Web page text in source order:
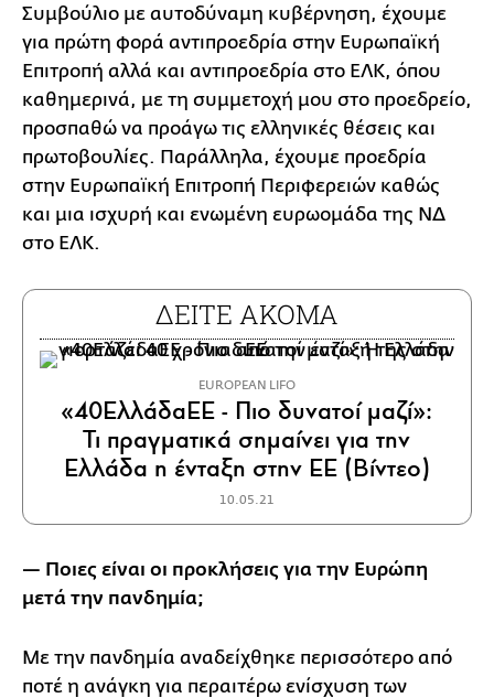
Συμβούλιο με αυτοδύναμη κυβέρνηση, έχουμε
για πρώτη φορά αντιπροεδρία στην Ευρωπαϊκή
Επιτροπή αλλά και αντιπροεδρία στο ΕΛΚ, όπου
καθημερινά, με τη συμμετοχή μου στο προεδρείο,
προσπαθώ να προάγω τις ελληνικές θέσεις και
πρωτοβουλίες. Παράλληλα, έχουμε προεδρία
στην Ευρωπαϊκή Επιτροπή Περιφερειών καθώς
και μια ισχυρή και ενωμένη ευρωομάδα της ΝΔ
στο ΕΛΚ.
ΔΕΙΤΕ ΑΚΟΜΑ
EUROPEAN LIFO
«40ΕλλάδαΕΕ - Πιο δυνατοί μαζί»:
Τι πραγματικά σημαίνει για την
Ελλάδα η ένταξη στην ΕΕ (Βίντεο)
10.05.21
— Ποιες είναι οι προκλήσεις για την Ευρώπη
μετά την πανδημία;
Με την πανδημία αναδείχθηκε περισσότερο από
ποτέ η ανάγκη για περαιτέρω ενίσχυση των